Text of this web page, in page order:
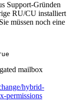
Support-Gründen
RU/CU installiert
müssen noch eine
mailbox
hybrid-
permissions